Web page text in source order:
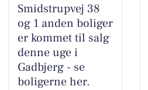
Smidstrupvej 38
og 1 anden boliger
er kommet til salg
denne uge i
Gadbjerg - se
boligerne her.